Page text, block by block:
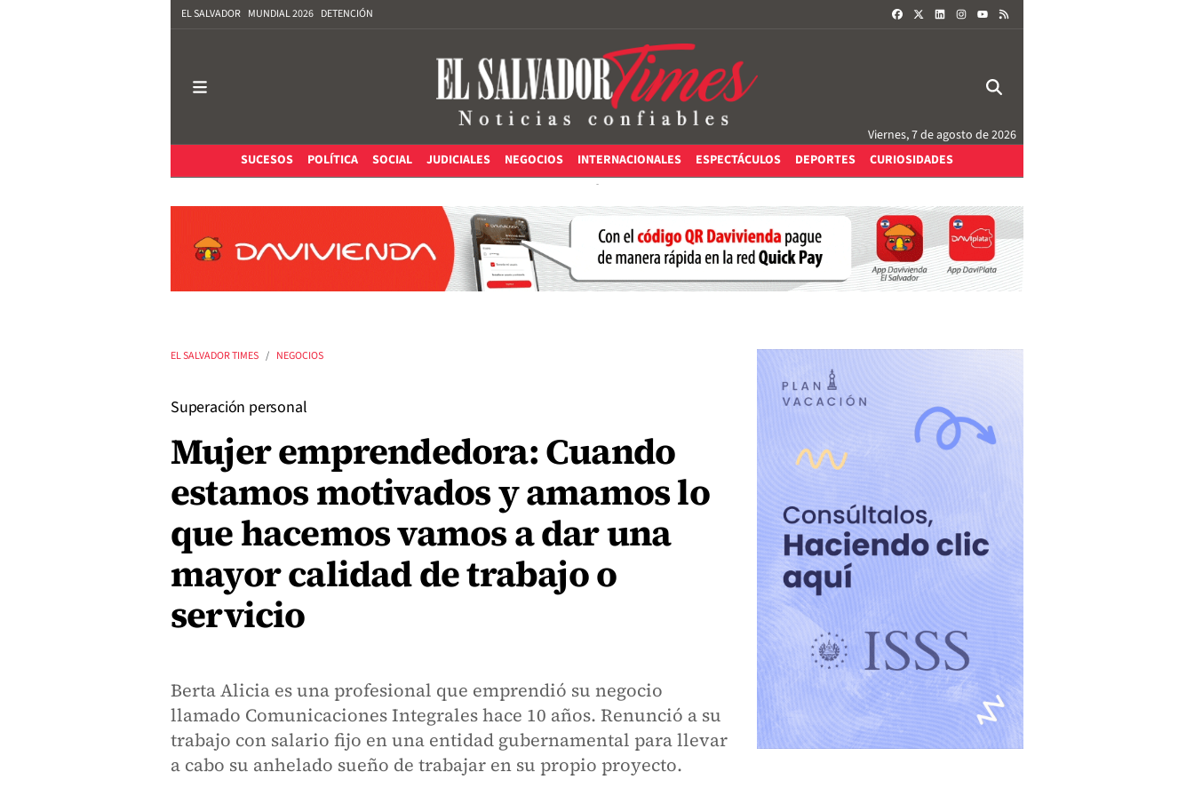
EL SALVADOR MUNDIAL 2026 DETENCIÓN FACEBOOKLINKEDININSTAGRAM
Viernes, 7 de agosto de 2026
SUCESOS
POLÍTICA SOCIAL JUDICIALES NEGOCIOS INTERNACIONALES ESPECTÁCULOS DEPORTES CURIOSIDADES
EL SALVADOR TIMES NEGOCIOS
Superación personal
Mujer emprendedora: Cuando
estamos motivados y amamos lo
que hacemos vamos a dar una
mayor calidad de trabajo o
servicio
Berta Alicia es una profesional que emprendió su negocio
llamado Comunicaciones Integrales hace 10 años. Renunció a su
trabajo con salario fijo en una entidad gubernamental para llevar
a cabo su anhelado sueño de trabajar en su propio proyecto.